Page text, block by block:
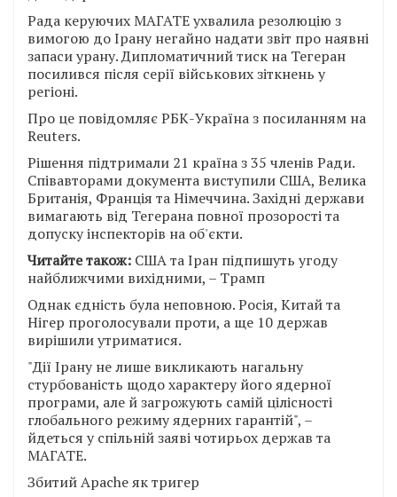
Рада керуючих МАГАТЕ ухвалила резолюцію з
вимогою до Ірану негайно надати звіт про наявні
запаси урану. Дипломатичний тиск на Тегеран
посилився після серії військових зіткнень у
регіоні.
Про це повідомляє РБК-Україна з посиланням на
Reuters.
Рішення підтримали 21 країна з 35 членів Ради.
Співавторами документа виступили США, Велика
Британія, Франція та Німеччина. Західні держави
вимагають від Тегерана повної прозорості та
допуску інспекторів на об'єкти.
Читайте також: США та Іран підпишуть угоду
найближчими вихідними, – Трамп
Однак єдність була неповною. Росія, Китай та
Нігер проголосували проти, а ще 10 держав
вирішили утриматися.
"Дії Ірану не лише викликають нагальну
стурбованість щодо характеру його ядерної
програми, але й загрожують самій цілісності
глобального режиму ядерних гарантій", –
йдеться у спільній заяві чотирьох держав та
МАГАТЕ.
Збитий Apache як тригер